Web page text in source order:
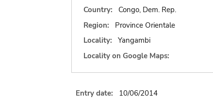
Country:
Congo, Dem. Rep.
Region:
Province Orientale
Locality:
Yangambi
Locality on Google Maps:
Entry date: 10/06/2014